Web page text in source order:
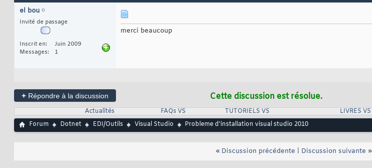
el bou
Invité de passage
Inscrit en
Juin 2009
Messages
1
merci beaucoup
+ Répondre à la discussion Cette discussion est résolue.
Actualités FAQs VS TUTORIELS VS LIVRES VS
Forum
Dotnet EDI/Outils Visual Studio Probleme d'installation visual studio 2010
« Discussion précédente Discussion suivante »